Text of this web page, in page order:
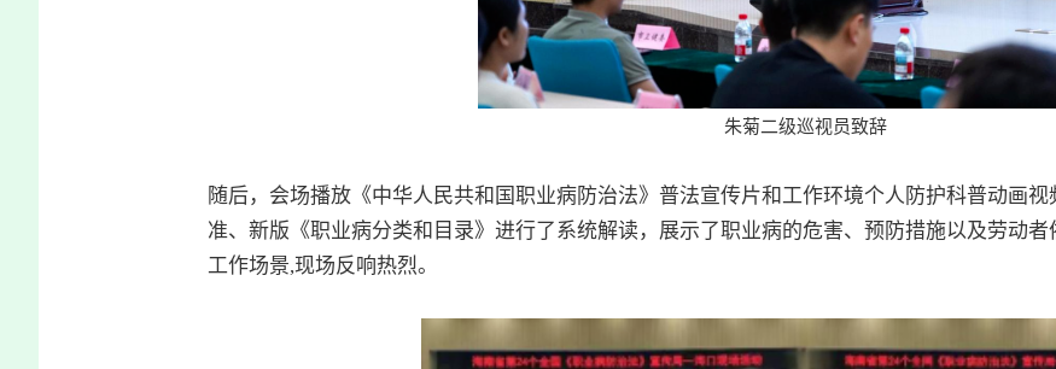
朱菊二级巡视员致辞
随后，会场播放《中华人民共和国职业病防治法》普法宣传片和工作环境个人防护科普动画
准、新版《职业病分类和目录》进行了系统解读，展示了职业病的危害、预防措施以及劳动
工作场景,现场反响热烈。